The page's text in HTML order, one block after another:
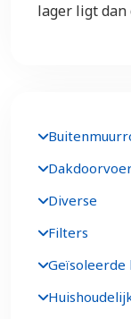
lager ligt dan
Diverse
Filters
Geïsoleerde